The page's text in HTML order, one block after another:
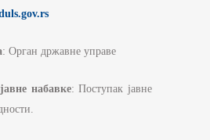
: Орган државне управе
набавке: Поступак јавне